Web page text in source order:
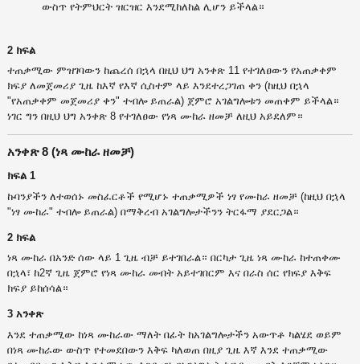
ውስጥ የትምህርት ዝርዝር እንደሚከለከል ሊሆን ይችላል።
2 ክፍል
ተጠቃሚው ምዝገባውን ከጨረሰ በኋላ በዚህ ህግ አንቀጽ 11 የተገለፀውን የአጠቃቀም
ክፍያ ለመጀመሪያ ጊዜ ከእኛ የእኛ ሲስተም ላይ እንደተረጋገጠ ቀን (ከዚህ በኋላ
"የአጠቃቀም መጀመሪያ ቀን" ተብሎ ይጠራል) ጀምሮ አገልግሎቱን መጠቀም ይችላል።
ነገር ግን በዚህ ህግ አንቀጽ 8 የተገለፀው የነጻ ሙከራ ዘመቻ ለዚህ አይደለም።
አንቀጽ 8 (ነጻ ሙከራ ዘመቻ)
ክፍል 1
ኩባንያችን ለተወሰኑ መስፈርቶች የሚሆኑ ተጠቃሚዎች ነፃ የሙከራ ዘመቻ (ከዚህ በኋላ
"ነፃ ሙከራ" ተብሎ ይጠራል) በማቅረብ አገልግሎታችንን ትርፋማ ያደርጋል።
2 ክፍል
ነጻ ሙከራ በአንድ ሰው ላይ 1 ጊዜ ብቻ ይተገበራል። በርካታ ጊዜ ነጻ ሙከራ ከተጠቀሙ
በኋላ፣ ከ2ኛ ጊዜ ጀምሮ የነጻ ሙከራ መብት አይተገበርም እና በራስ ሰር የክፍያ እቅፍ
ክፍያ ይከሰሳል።
3 አንቀጽ
እንደ ተጠቃሚው ከነጻ ሙከራው ማለት በፊት ከአገልግሎታችን አውጥቶ ካልሄደ ወይም
በነጻ ሙከራው ውስጥ የተመደበውን እቅፍ ካለወጠ በዚያ ጊዜ እኛ እንደ ተጠቃሚው